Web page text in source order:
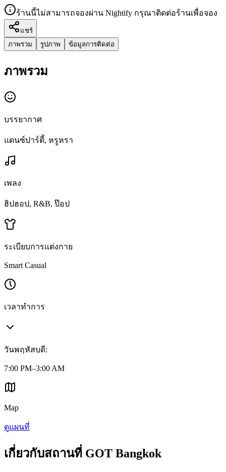
ร้านนี้ไม่สามารถจองผ่าน Nightify กรุณาติดต่อร้านเพื่อจอง
แชร์
ภาพรวม
รูปภาพ ข้อมูลการติดต่อ
ภาพรวม
บรรยากาศ
แดนซ์ปาร์ตี้, หรูหรา
เพลง
ฮิปฮอป, R&B, ป๊อป
ระเบียบการแต่งกาย
Smart Casual
เวลาทำการ
วันพฤหัสบดี:
7:00 PM–3:00 AM
Map
ดูแผนที่
เกี่ยวกับสถานที่ GOT Bangkok